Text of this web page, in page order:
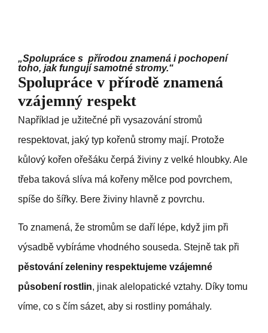
„Spolupráce s přírodou znamená i pochopení
toho, jak fungují samotné stromy.“
Spolupráce v přírodě znamená
vzájemný respekt
Například je užitečné při vysazování stromů
respektovat, jaký typ kořenů stromy mají. Protože
kůlový kořen ořešáku čerpá živiny z velké hloubky. Ale
třeba taková slíva má kořeny mělce pod povrchem,
spíše do šířky. Bere živiny hlavně z povrchu.
To znamená, že stromům se daří lépe, když jim při
výsadbě vybíráme vhodného souseda. Stejně tak při
pěstování zeleniny respektujeme vzájemné
působení rostlin, jinak alelopatické vztahy. Díky tomu
víme, co s čím sázet, aby si rostliny pomáhaly.